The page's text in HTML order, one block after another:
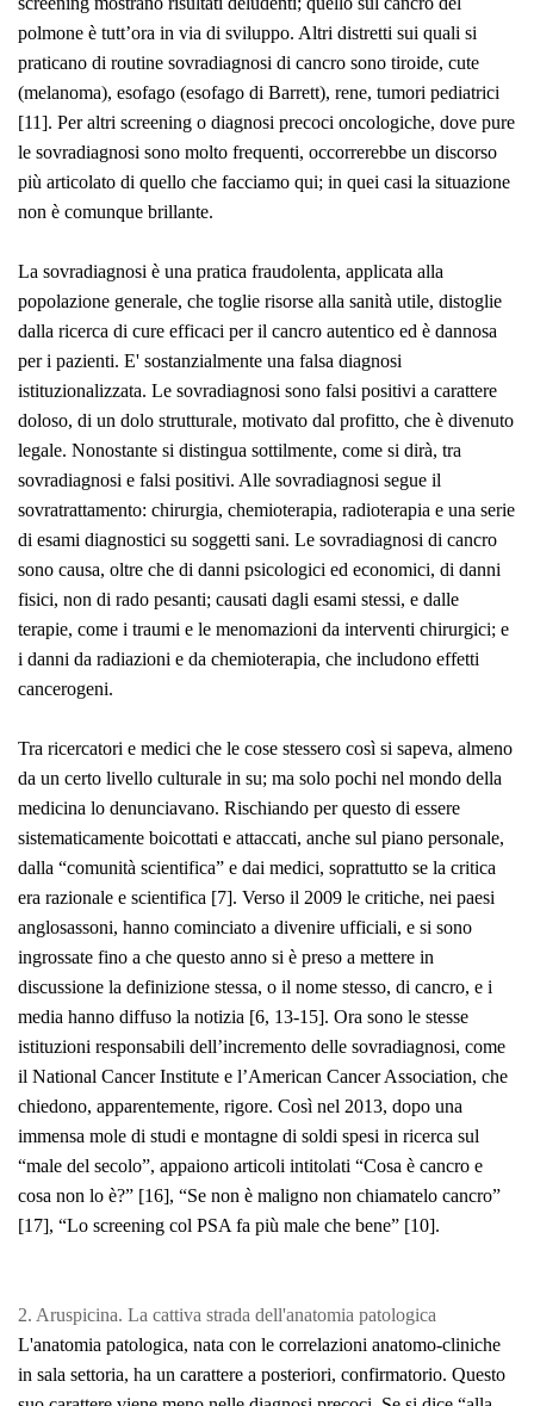
polmone è tutt’ora in via di sviluppo. Altri distretti sui quali si
praticano di routine sovradiagnosi di cancro sono tiroide, cute
(melanoma), esofago (esofago di Barrett), rene, tumori pediatrici
[11]. Per altri screening o diagnosi precoci oncologiche, dove pure
le sovradiagnosi sono molto frequenti, occorrerebbe un discorso
più articolato di quello che facciamo qui; in quei casi la situazione
non è comunque brillante.
La sovradiagnosi è una pratica fraudolenta, applicata alla
popolazione generale, che toglie risorse alla sanità utile, distoglie
dalla ricerca di cure efficaci per il cancro autentico ed è dannosa
per i pazienti. E' sostanzialmente una falsa diagnosi
istituzionalizzata. Le sovradiagnosi sono falsi positivi a carattere
doloso, di un dolo strutturale, motivato dal profitto, che è divenuto
legale. Nonostante si distingua sottilmente, come si dirà, tra
sovradiagnosi e falsi positivi. Alle sovradiagnosi segue il
sovratrattamento: chirurgia, chemioterapia, radioterapia e una serie
di esami diagnostici su soggetti sani. Le sovradiagnosi di cancro
sono causa, oltre che di danni psicologici ed economici, di danni
fisici, non di rado pesanti; causati dagli esami stessi, e dalle
terapie, come i traumi e le menomazioni da interventi chirurgici; e
i danni da radiazioni e da chemioterapia, che includono effetti
cancerogeni.
Tra ricercatori e medici che le cose stessero così si sapeva, almeno
da un certo livello culturale in su; ma solo pochi nel mondo della
medicina lo denunciavano. Rischiando per questo di essere
sistematicamente boicottati e attaccati, anche sul piano personale,
dalla “comunità scientifica” e dai medici, soprattutto se la critica
era razionale e scientifica [7]. Verso il 2009 le critiche, nei paesi
anglosassoni, hanno cominciato a divenire ufficiali, e si sono
ingrossate fino a che questo anno si è preso a mettere in
discussione la definizione stessa, o il nome stesso, di cancro, e i
media hanno diffuso la notizia [6, 13-15]. Ora sono le stesse
istituzioni responsabili dell’incremento delle sovradiagnosi, come
il National Cancer Institute e l’American Cancer Association, che
chiedono, apparentemente, rigore. Così nel 2013, dopo una
immensa mole di studi e montagne di soldi spesi in ricerca sul
“male del secolo”, appaiono articoli intitolati “Cosa è cancro e
cosa non lo è?” [16], “Se non è maligno non chiamatelo cancro”
[17], “Lo screening col PSA fa più male che bene” [10].
2. Aruspicina. La cattiva strada dell'anatomia patologica
L'anatomia patologica, nata con le correlazioni anatomo-cliniche
in sala settoria, ha un carattere a posteriori, confirmatorio. Questo